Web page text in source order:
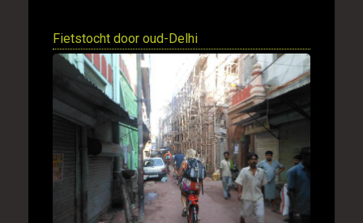
Fietstocht door oud-Delhi